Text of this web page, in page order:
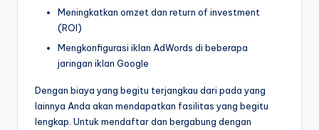
Meningkatkan omzet dan return of investment
(ROI)
Mengkonfigurasi iklan AdWords di beberapa
jaringan iklan Google
Dengan biaya yang begitu terjangkau dari pada yang
lainnya Anda akan mendapatkan fasilitas yang begitu
lengkap. Untuk mendaftar dan bergabung dengan